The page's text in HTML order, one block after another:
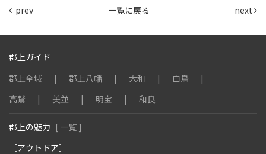
prev 一覧に戻る next
郡上ガイド
郡上全域
郡上八幡 大和
白鳥
高鷲
美並 明宝 和良
郡上の魅力 [ 一覧 ]
［アウトドア］